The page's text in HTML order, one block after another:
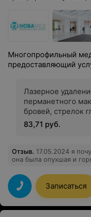
Многопрофильный
предоставляющий
Лазерное
перманетного
бровей, стрелок
83,71 руб.
Отзыв. 17.05.2024 я
она была опухшая и
тогда не знала, что это
мою ногу, дала
хирургу. Честно
а вдруг это настолько
Зашла в кабинет к
Записаться